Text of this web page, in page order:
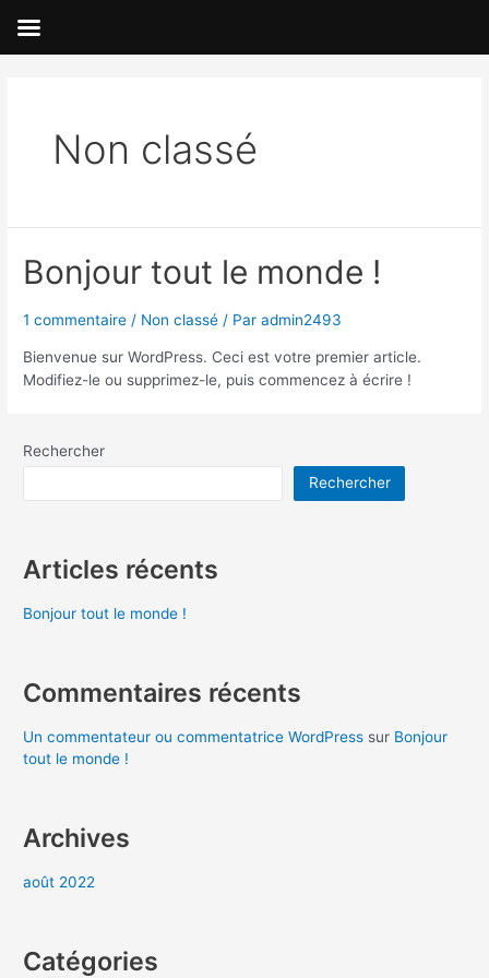
Non classé
Bonjour tout le monde !
1 commentaire / Non classé / Paradmin2493
Bienvenue sur WordPress. Ceci est votre premier article.
Modifiez-le ou supprimez-le, puis commencez à écrire !
Rechercher
Rechercher
Articles récents
Bonjour tout le monde !
Commentaires récents
Un commentateur ou commentatrice WordPress sur Bonjour
tout le monde !
Archives
août 2022
Catégories